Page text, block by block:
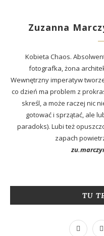
Zuzanna
Kobieta Chaos.
fotografka, żona
Wewnętrzny imperatyw
co dzień ma problem z
skreśl, a może raczej nic
gotować i sprzątać, ale
paradoks). Lubi też
zapach
TU